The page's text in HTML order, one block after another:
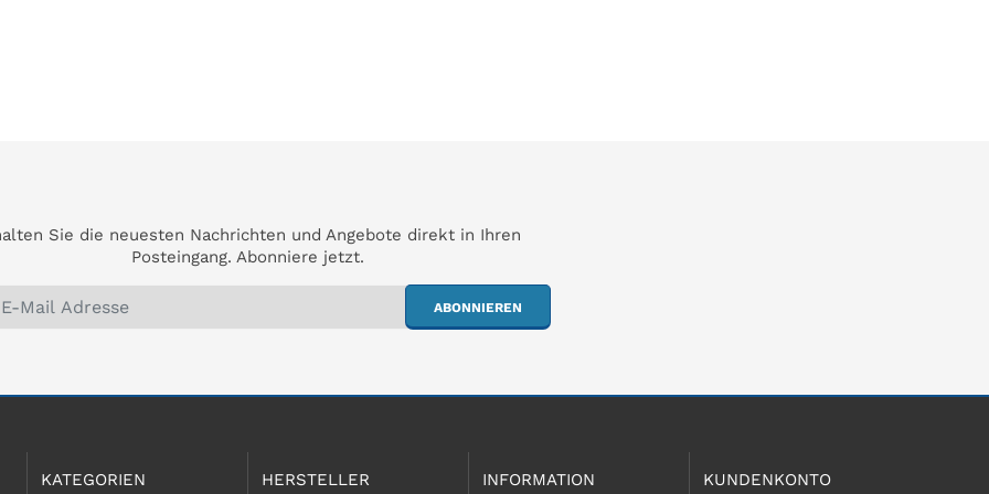
Sie die neuesten Nachrichten und Angebote direkt in Ihren
Posteingang. Abonniere jetzt.
ABONNIEREN
KATEGORIEN HERSTELLER INFORMATION KUNDENKONTO